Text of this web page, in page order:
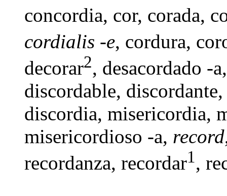
concordia, cor, corada,
cordialis -e, cordura,
decorar2, desacordado -a
discordable, discordante
discordia, misericordia,
misericordioso -a, record
recordanza, recordar1,